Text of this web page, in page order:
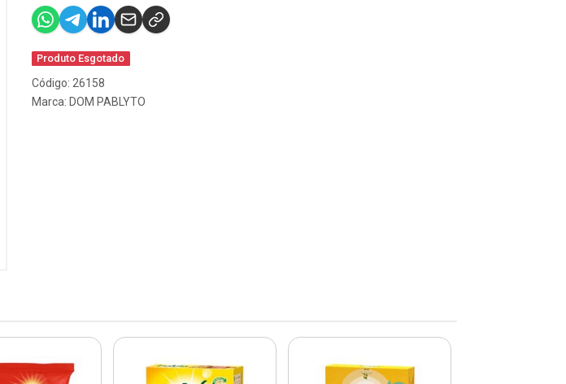
Produto Esgotado
Código: 26158
Marca: DOM PABLYTO